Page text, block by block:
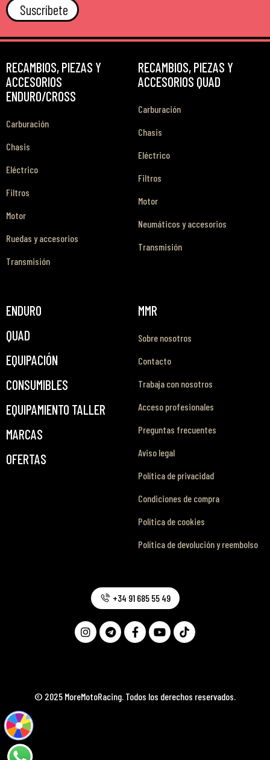
Suscríbete
RECAMBIOS, PIEZAS Y
ACCESORIOS
ENDURO/CROSS
Carburación
Chasis
Eléctrico
Filtros
Motor
Ruedas y accesorios
Transmisión
RECAMBIOS, PIEZAS Y
ACCESORIOS QUAD
Carburación
Chasis
Eléctrico
Filtros
Motor
Neumáticos y accesorios
Transmisión
ENDURO
QUAD
EQUIPACIÓN
CONSUMIBLES
EQUIPAMIENTO TALLER
MARCAS
OFERTAS
MMR
Sobre nosotros
Contacto
Trabaja con nosotros
Acceso profesionales
Preguntas frecuentes
Aviso legal
Política de privacidad
Condiciones de compra
Política de cookies
Política de devolución y reembolso
© 2025 MoreMotoRacing. Todos los derechos reservados.
+34 91 685 55 49